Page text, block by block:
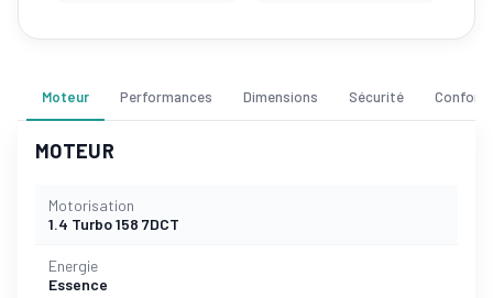
Moteur Performances Dimensions Sécurité Confort
MOTEUR
Motorisation
1.4 Turbo 158 7DCT
Energie
Essence